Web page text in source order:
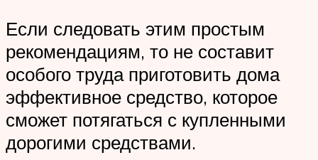
Если следовать этим простым
рекомендациям, то не составит
особого труда приготовить дома
эффективное средство, которое
сможет потягаться с купленными
дорогими средствами.